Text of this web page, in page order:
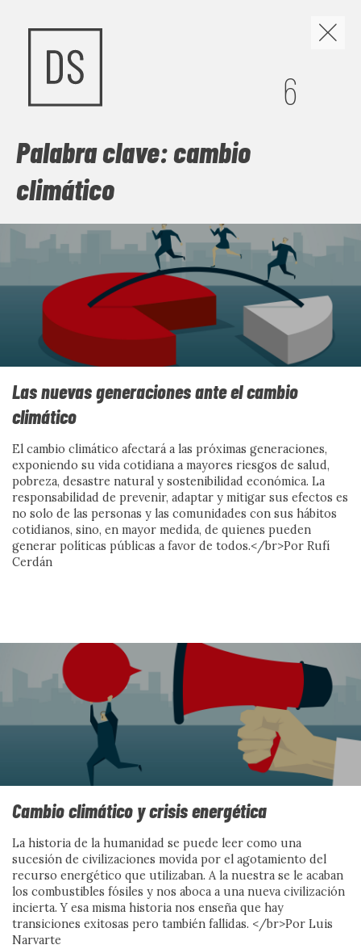
Los discursos de odio y
la construcción de
nuevas narrativas
Cuando el miedo se organiza en discursos, políticas y
número mira de frente los discursos de odio, pero no se
queda en la denuncia: busca las grietas por donde abrir
comunidad. Frente a la sospecha, propone
contranarrativas capaces de escuchar, vincular y sostener
vidas dignas, para imaginar juntas una sociedad menos
herida y más habitable.
EDITORIAL
CON VOZ PROPIA
ACCIÓN SOCIAL
CIENCIA SOCIAL
EN MARCHA
CONVERSAMOS
6
Palabra clave: cambio
climático
Las nuevas generaciones ante el cambio
climático
El cambio climático afectará a las próximas generaciones,
exponiendo su vida cotidiana a mayores riesgos de salud,
pobreza, desastre natural y sostenibilidad económica. La
responsabilidad de prevenir, adaptar y mitigar sus efectos es
no solo de las personas y las comunidades con sus hábitos
cotidianos, sino, en mayor medida, de quienes pueden
generar políticas públicas a favor de todos.</br>Por Rufí
Cerdán
Cambio climático y crisis energética
La historia de la humanidad se puede leer como una
sucesión de civilizaciones movida por el agotamiento del
recurso energético que utilizaban. A la nuestra se le acaban
los combustibles fósiles y nos aboca a una nueva civilización
incierta. Y esa misma historia nos enseña que hay
transiciones exitosas pero también fallidas. </br>Por Luis
Narvarte